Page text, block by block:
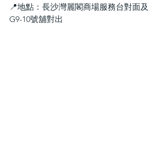
📍地點：長沙灣麗閣商場服務台對面及
G9-10號舖對出